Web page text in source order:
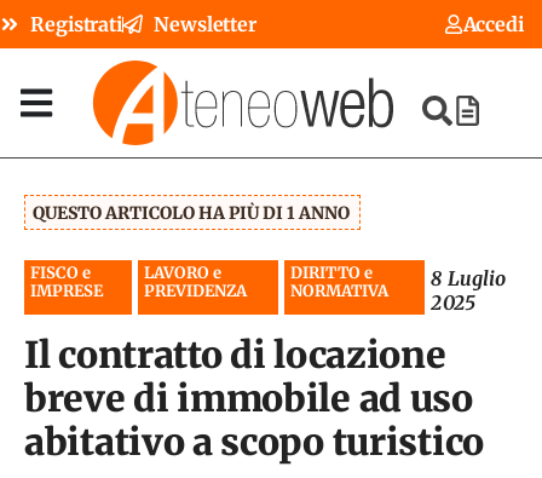
Registrati Newsletter Accedi
QUESTO ARTICOLO HA PIÙ DI 1 ANNO
FISCO e
IMPRESE
LAVORO e
PREVIDENZA
DIRITTO e
NORMATIVA
8 Luglio
2025
Il contratto di locazione
breve di immobile ad uso
abitativo a scopo turistico